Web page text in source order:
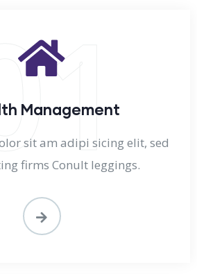
Management
sit am adipi sicing elit, sed
firms Conult leggings.